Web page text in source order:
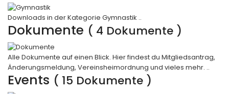
Downloads in der Kategorie Gymnastik ..
Dokumente ( 4 Dokumente )
Alle Dokumente auf einen Blick. Hier findest du Mitgliedsantrag,
Änderungsmeldung, Vereinsheimordnung und vieles mehr. ..
Events ( 15 Dokumente )